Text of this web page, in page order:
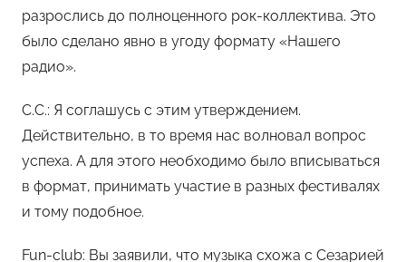
разрослись до полноценного рок-коллектива. Это
было сделано явно в угоду формату «Нашего
радио».
С.С.: Я соглашусь с этим утверждением.
Действительно, в то время нас волновал вопрос
успеха. А для этого необходимо было вписываться
в формат, принимать участие в разных фестивалях
и тому подобное.
Fun-club: Вы заявили, что музыка схожа с Сезарией